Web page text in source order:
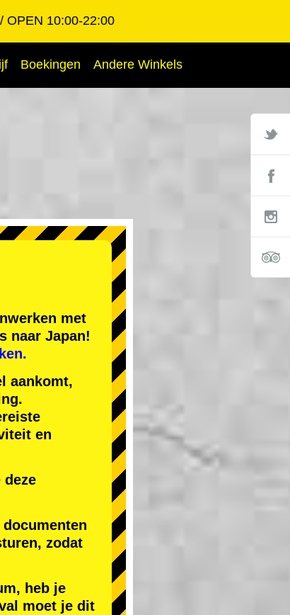
OPEN 10:00-22:00
Boekingen Andere Winkels
met
naar Japan!
aankomt,
en
zodat
heb je
moet je dit